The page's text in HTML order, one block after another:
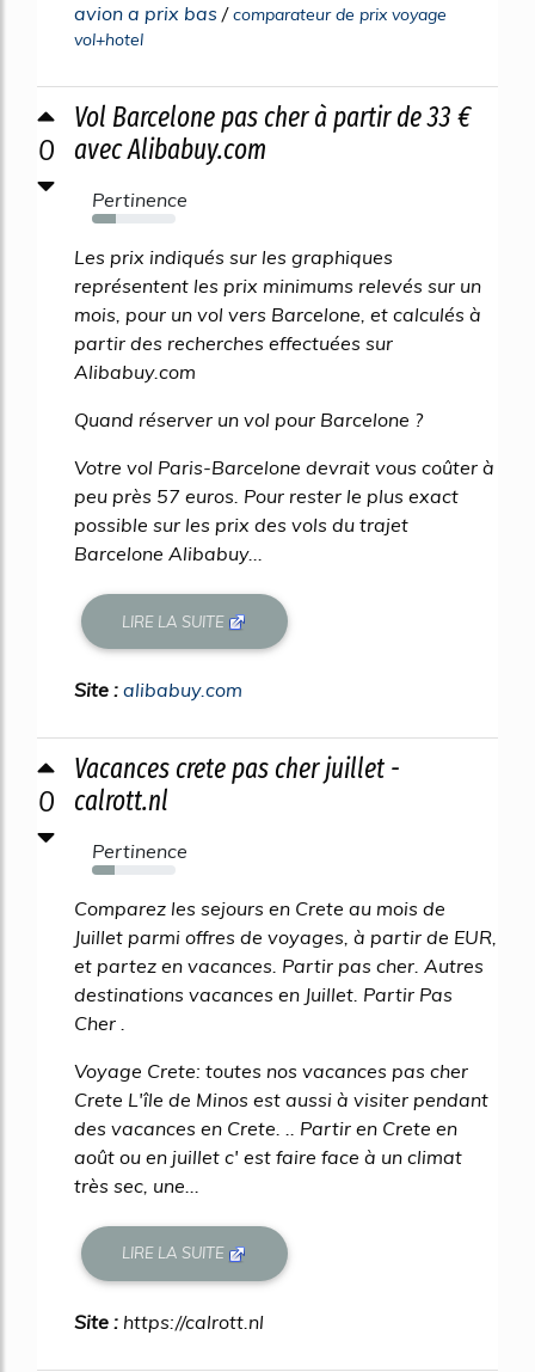
avion a prix bas /comparateur de prix voyage
vol+hotel
0
Vol Barcelone pas cher à partir de 33 €
avec Alibabuy.com
Pertinence
28%
Les prix indiqués sur les graphiques
représentent les prix minimums relevés sur un
mois, pour un vol vers Barcelone, et calculés à
partir des recherches effectuées sur
Alibabuy.com
Quand réserver un vol pour Barcelone ?
Votre vol Paris-Barcelone devrait vous coûter à
peu près 57 euros. Pour rester le plus exact
possible sur les prix des vols du trajet
Barcelone Alibabuy...
LIRE LA SUITE
Site : alibabuy.com
0
Vacances crete pas cher juillet -
calrott.nl
Pertinence
27%
Comparez les sejours en Crete au mois de
Juillet parmi offres de voyages, à partir de EUR,
et partez en vacances. Partir pas cher. Autres
destinations vacances en Juillet. Partir Pas
Cher .
Voyage Crete: toutes nos vacances pas cher
Crete L'île de Minos est aussi à visiter pendant
des vacances en Crete. .. Partir en Crete en
août ou en juillet c' est faire face à un climat
très sec, une...
LIRE LA SUITE
Site : https://calrott.nl